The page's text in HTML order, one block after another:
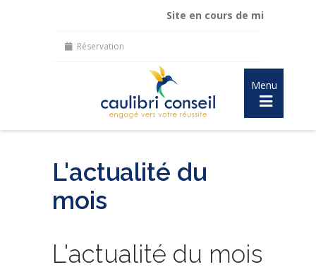
Site en cours de mise à jour :
Réservation
Menu
L'actualité du
mois
L'actualité du mois